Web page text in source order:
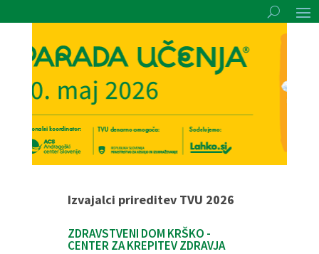
Izvajalci prireditev TVU 2026
ZDRAVSTVENI DOM KRŠKO -
CENTER ZA KREPITEV ZDRAVJA